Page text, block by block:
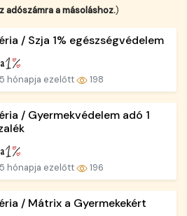
adószámra a másoláshoz.)
/ Szja 1% egészségvédelem
5 hónapja ezelőtt 198
/ Gyermekvédelem adó 1
5 hónapja ezelőtt 196
/ Mátrix a Gyermekekért